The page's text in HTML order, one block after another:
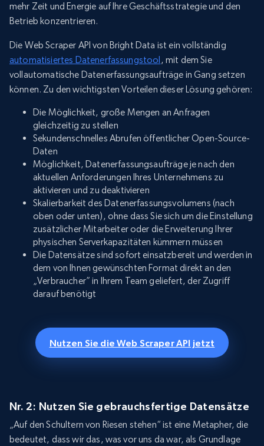
mehr Zeit und Energie auf Ihre Geschäftsstrategie und den
Betrieb konzentrieren.
Die Web Scraper API von Bright Data ist ein vollständig
automatisiertes Datenerfassungstool , mit dem Sie
vollautomatische Datenerfassungsaufträge in Gang setzen
können. Zu den wichtigsten Vorteilen dieser Lösung gehören:
Die Möglichkeit, große Mengen an Anfragen
gleichzeitig zu stellen
Sekundenschnelles Abrufen öffentlicher Open-Source-
Daten
Möglichkeit, Datenerfassungsaufträge je nach den
aktuellen Anforderungen Ihres Unternehmens zu
aktivieren und zu deaktivieren
Skalierbarkeit des Datenerfassungsvolumens (nach
oben oder unten), ohne dass Sie sich um die Einstellung
zusätzlicher Mitarbeiter oder die Erweiterung Ihrer
physischen Serverkapazitäten kümmern müssen
Die Datensätze sind sofort einsatzbereit und werden in
dem von Ihnen gewünschten Format direkt an den
„Verbraucher” in Ihrem Team geliefert, der Zugriff
darauf benötigt
Nutzen Sie die Web Scraper API jetzt
Nr. 2: Nutzen Sie gebrauchsfertige Datensätze
„Auf den Schultern von Riesen stehen“ ist eine Metapher, die
bedeutet, dass wir das, was vor uns da war, als Grundlage